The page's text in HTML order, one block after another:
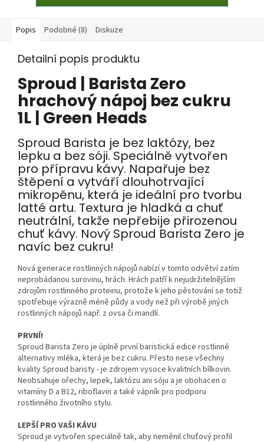
Popis Podobné (8) Diskuze
Detailní popis produktu
Sproud | Barista Zero
hrachový nápoj bez cukru
1L | Green Heads
Sproud Barista je bez laktózy, bez
lepku a bez sóji. Speciálně vytvořen
pro přípravu kávy. Napařuje bez
štěpení a vytváří dlouhotrvající
mikropěnu, která je ideální pro tvorbu
latté artu. Textura je hladká a chuť
neutrální, takže nepřebije přirozenou
chuť kávy. Nový Sproud Barista Zero je
navíc bez cukru!
Nová generace rostlinných nápojů nabízí v tomto odvětví zatím
neprobádanou surovinu, hrách. Hrách patří k nejudržitelnějším
zdrojům rostlinného proteinu, protože k jeho pěstování se totiž
spotřebuje výrazně méně půdy a vody než při výrobě jiných
rostlinných nápojů např. z ovsa či mandlí.
PRVNÍ!
Sproud Barista Zero je úplně první baristická edice rostlinné
alternativy mléka, která je bez cukru. Přesto nese všechny
kvality Sproud baristy - je zdrojem vysoce kvalitních bílkovin.
Neobsahuje ořechy, lepek, laktózu ani sóju a je obohacen o
vitamíny D a B12, riboflavin a také vápník pro podporu
rostlinného životního stylu.
LEPŠÍ PRO VAŠI KÁVU
Sproud je vytvořen speciálně tak, aby neměnil chuťový profil